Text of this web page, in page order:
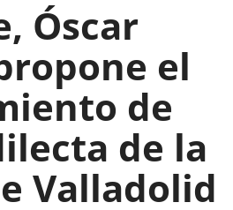
Óscar
el
de
de la
Valladolid